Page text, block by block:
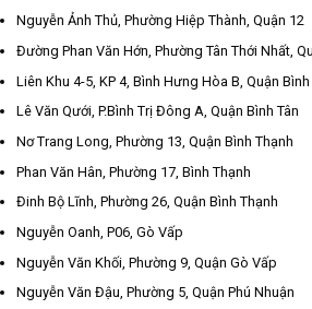
Nguyễn Ảnh Thủ, Phường Hiệp Thành, Quận 12
Đường Phan Văn Hớn, Phường Tân Thới Nhất,
Liên Khu 4-5, KP 4, Bình Hưng Hòa B, Quận Bình
Lê Văn Qưới, P.Bình Trị Đông A, Quận Bình Tân
Nơ Trang Long, Phường 13, Quận Bình Thạnh
Phan Văn Hân, Phường 17, Bình Thạnh
Đinh Bộ Lĩnh, Phường 26, Quận Bình Thạnh
Nguyễn Oanh, P06, Gò Vấp
Nguyễn Văn Khối, Phường 9, Quận Gò Vấp
Nguyễn Văn Đậu, Phường 5, Quận Phú Nhuận